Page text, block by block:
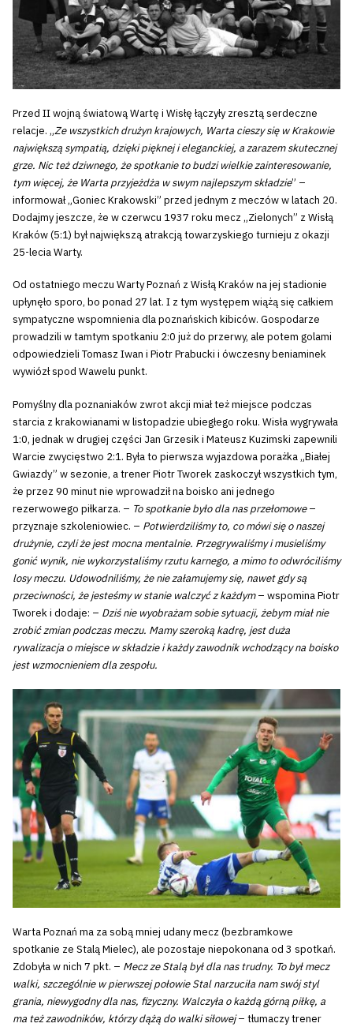
Przed II wojną światową Wartę i Wisłę łączyły zresztą serdeczne
relacje. „Ze wszystkich drużyn krajowych, Warta cieszy się w Krakowie
największą sympatią, dzięki pięknej i eleganckiej, a zarazem skutecznej
grze. Nic też dziwnego, że spotkanie to budzi wielkie zainteresowanie,
tym więcej, że Warta przyjeżdża w swym najlepszym składzie” –
informował „Goniec Krakowski” przed jednym z meczów w latach 20.
Dodajmy jeszcze, że w czerwcu 1937 roku mecz „Zielonych” z Wisłą
Kraków (5:1) był największą atrakcją towarzyskiego turnieju z okazji
25-lecia Warty.
Od ostatniego meczu Warty Poznań z Wisłą Kraków na jej stadionie
upłynęło sporo, bo ponad 27 lat. I z tym występem wiążą się całkiem
sympatyczne wspomnienia dla poznańskich kibiców. Gospodarze
prowadzili w tamtym spotkaniu 2:0 już do przerwy, ale potem golami
odpowiedzieli Tomasz Iwan i Piotr Prabucki i ówczesny beniaminek
wywiózł spod Wawelu punkt.
Pomyślny dla poznaniaków zwrot akcji miał też miejsce podczas
starcia z krakowianami w listopadzie ubiegłego roku. Wisła wygrywała
1:0, jednak w drugiej części Jan Grzesik i Mateusz Kuzimski zapewnili
Warcie zwycięstwo 2:1. Była to pierwsza wyjazdowa porażka „Białej
Gwiazdy” w sezonie, a trener Piotr Tworek zaskoczył wszystkich tym,
że przez 90 minut nie wprowadził na boisko ani jednego
rezerwowego piłkarza. – To spotkanie było dla nas przełomowe–
przyznaje szkoleniowiec. – Potwierdziliśmy to, co mówi się o naszej
drużynie, czyli że jest mocna mentalnie. Przegrywaliśmy i musieliśmy
gonić wynik, nie wykorzystaliśmy rzutu karnego, a mimo to odwróciliśmy
losy meczu. Udowodniliśmy, że nie załamujemy się, nawet gdy są
przeciwności, że jesteśmy w stanie walczyć z każdym– wspomina Piotr
Tworek i dodaje: – Dziś nie wyobrażam sobie sytuacji, żebym miał nie
zrobić zmian podczas meczu. Mamy szeroką kadrę, jest duża
rywalizacja o miejsce w składzie i każdy zawodnik wchodzący na boisko
jest wzmocnieniem dla zespołu.
Warta Poznań ma za sobą mniej udany mecz (bezbramkowe
spotkanie ze Stalą Mielec), ale pozostaje niepokonana od 3 spotkań.
Zdobyła w nich 7 pkt. – Mecz ze Stalą był dla nas trudny. To był mecz
walki, szczególnie w pierwszej połowie Stal narzuciła nam swój styl
grania, niewygodny dla nas, fizyczny. Walczyła o każdą górną piłkę, a
ma też zawodników, którzy dążą do walki siłowej– tłumaczy trener